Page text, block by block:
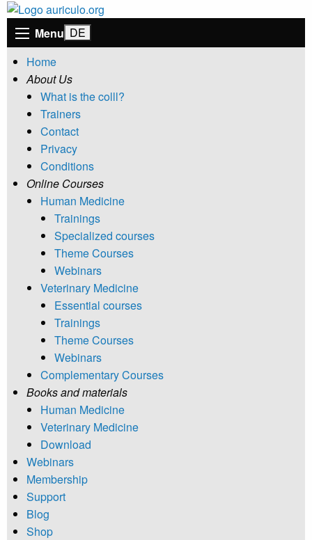
Menu
Home
About Us
What is the colll?
Trainers
Contact
Privacy
Conditions
Online Courses
Human Medicine
Trainings
Specialized courses
Theme Courses
Webinars
Veterinary Medicine
Essential courses
Trainings
Theme Courses
Webinars
Complementary Courses
Books and materials
Human Medicine
Veterinary Medicine
Download
Webinars
Membership
Support
Blog
Shop